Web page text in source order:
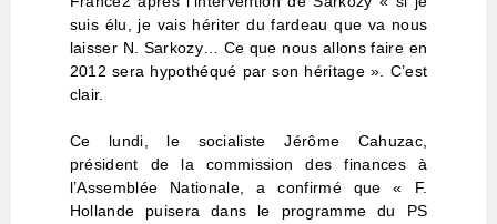
suis élu, je vais hériter du fardeau que va nous
laisser N. Sarkozy… Ce que nous allons faire en
2012 sera hypothéqué par son héritage ». C’est
clair.
Ce lundi, le socialiste Jérôme Cahuzac,
président de la commission des finances à
l’Assemblée Nationale, a confirmé que « F.
Hollande puisera dans le programme du PS